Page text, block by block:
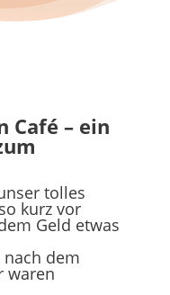
Café – ein
tolles
kurz vor
Geld etwas
dem
waren